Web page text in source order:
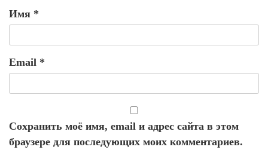
Имя *
Email *
Сохранить моё имя, email и адрес сайта в этом
браузере для последующих моих комментариев.